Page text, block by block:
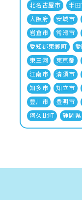
北名古屋市
半
大阪府
安城市
岩倉市
常滑市
愛知郡東郷町
東三河
東京都
江南市
清須市
知多市
知立市
豊川市
豊明市
阿久比町
静岡県